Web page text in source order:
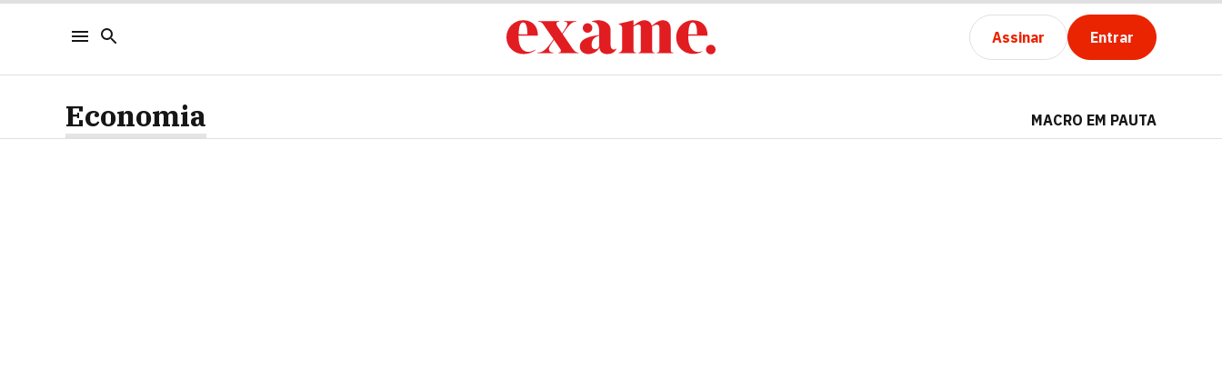
Assinar Entrar
Economia MACRO EM PAUTA